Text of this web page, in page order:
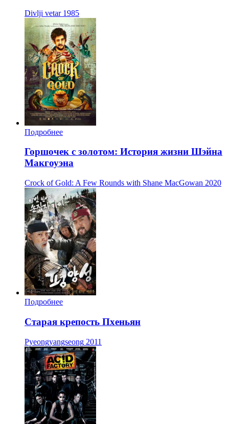
Divlji vetar 1985
Подробнее
Горшочек с золотом: История жизни Шэйна
Макгоуэна
Crock of Gold: A Few Rounds with Shane MacGowan 2020
Подробнее
Старая крепость Пхеньян
Pyeongyangseong 2011